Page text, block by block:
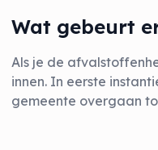
Wat gebeurt
Als je de
innen. In eerste
gemeente overgaan